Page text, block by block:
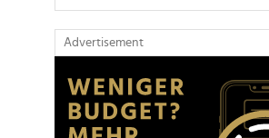
Advertisement